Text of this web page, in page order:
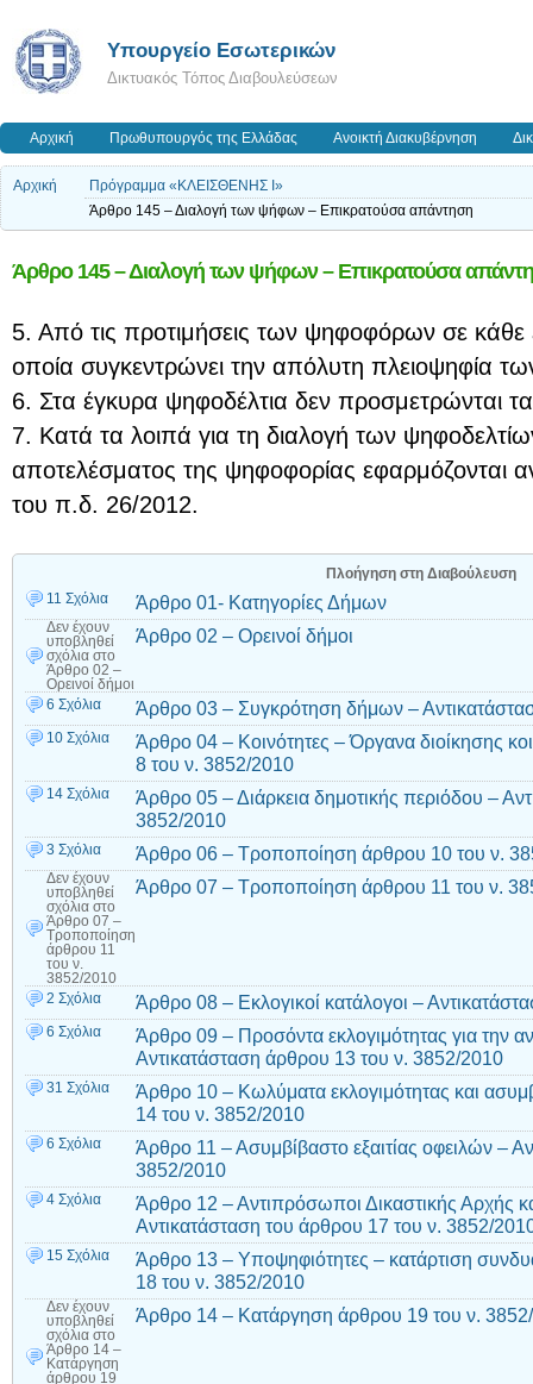
Υπουργείο Εσωτερικών
Δικτυακός Τόπος Διαβουλεύσεων
Αρχική Πρωθυπουργός της Ελλάδας Ανοικτή Διακυβέρνηση
Αρχική
Πρόγραμμα «ΚΛΕΙΣΘΕΝΗΣ Ι»
Άρθρο 145 – Διαλογή των ψήφων – Επικρατούσα απάντηση
Άρθρο 145 – Διαλογή των ψήφων – Επικρατούσα
5. Από τις προτιμήσεις των ψηφοφόρων σε κάθε
οποία συγκεντρώνει την απόλυτη πλειοψηφία
6. Στα έγκυρα ψηφοδέλτια δεν προσμετρώνται
7. Κατά τα λοιπά για τη διαλογή των
αποτελέσματος της ψηφοφορίας εφαρμόζονται
του π.δ. 26/2012.
Πλοήγηση στη Διαβούλευση
11 Σχόλια
Άρθρο 01- Κατηγορίες Δήμων
Δεν έχουν
υποβληθεί
σχόλια στο
Άρθρο 02 –
Ορεινοί δήμοι
Άρθρο 02 – Ορεινοί δήμοι
6 Σχόλια Άρθρο 03 – Συγκρότηση δήμων –
10 Σχόλια
Άρθρο 04 – Κοινότητες – Όργανα διοίκησης
8 του ν. 3852/2010
14 Σχόλια
Άρθρο 05 – Διάρκεια δημοτικής περιόδου –
3852/2010
3 Σχόλια Άρθρο 06 – Τροποποίηση άρθρου 10 του ν.
Δεν έχουν
υποβληθεί
σχόλια στο
Άρθρο 07 –
Τροποποίηση
άρθρου 11
του ν.
3852/2010
Άρθρο 07 – Τροποποίηση άρθρου 11 του ν.
2 Σχόλια Άρθρο 08 – Εκλογικοί κατάλογοι –
6 Σχόλια
Άρθρο 09 – Προσόντα εκλογιμότητας για την
Αντικατάσταση άρθρου 13 του ν. 3852/2010
31 Σχόλια
Άρθρο 10 – Κωλύματα εκλογιμότητας και
14 του ν. 3852/2010
6 Σχόλια
Άρθρο 11 – Ασυμβίβαστο εξαιτίας οφειλών –
3852/2010
4 Σχόλια
Άρθρο 12 – Αντιπρόσωποι Δικαστικής Αρχής
Αντικατάσταση του άρθρου 17 του ν. 3852/
15 Σχόλια
Άρθρο 13 – Υποψηφιότητες – κατάρτιση
18 του ν. 3852/2010
Δεν έχουν
υποβληθεί
σχόλια στο
Άρθρο 14 –
Κατάργηση
άρθρου 19
Άρθρο 14 – Κατάργηση άρθρου 19 του ν.